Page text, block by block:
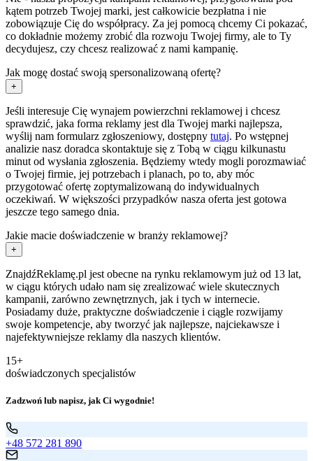
kątem potrzeb Twojej marki, jest całkowicie bezpłatna i nie
zobowiązuje Cię do współpracy. Za jej pomocą chcemy Ci pokazać,
co dokładnie możemy zrobić dla rozwoju Twojej firmy, ale to Ty
decydujesz, czy chcesz realizować z nami kampanię.
Jak mogę dostać swoją spersonalizowaną ofertę?
+
Jeśli interesuje Cię wynajem powierzchni reklamowej i chcesz
sprawdzić, jaka forma reklamy jest dla Twojej marki najlepsza,
wyślij nam formularz zgłoszeniowy, dostępny tutaj. Po wstępnej
analizie nasz doradca skontaktuje się z Tobą w ciągu kilkunastu
minut od wysłania zgłoszenia. Będziemy wtedy mogli porozmawiać
o Twojej firmie, jej potrzebach i planach, po to, aby móc
przygotować ofertę zoptymalizowaną do indywidualnych
oczekiwań. W większości przypadków nasza oferta jest gotowa
jeszcze tego samego dnia.
Jakie macie doświadczenie w branży reklamowej?
+
ZnajdźReklamę.pl jest obecne na rynku reklamowym już od 13 lat,
w ciągu których udało nam się zrealizować wiele skutecznych
kampanii, zarówno zewnętrznych, jak i tych w internecie.
Posiadamy duże, praktyczne doświadczenie i ciągle rozwijamy
swoje kompetencje, aby tworzyć jak najlepsze, najciekawsze i
najefektywniejsze reklamy dla naszych klientów.
15+
doświadczonych specjalistów
Zadzwoń lub napisz, jak Ci wygodnie!
+48 572 281 890